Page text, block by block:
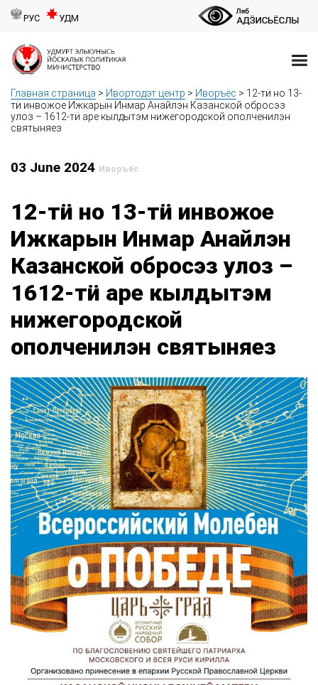
РУС УДМ
Главная страница > Ивортодэт центр > Иворъёс > 12-тӥ но 13-
тӥ инвожое Ижкарын Инмар Анайлэн Казанской обросэз
улоз – 1612-тӥ аре кылдытэм нижегородской ополченилэн
святыняез
03 June 2024 Иворъёс
12-тӥ но 13-тӥ инвожое
Ижкарын Инмар Анайлэн
Казанской обросэз улоз –
1612-тӥ аре кылдытэм
нижегородской
ополченилэн святыняез